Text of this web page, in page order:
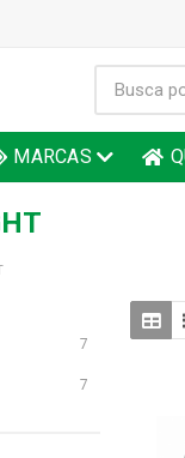
MARCAS
7
7